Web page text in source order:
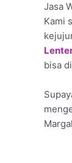
Jasa
Kami
bisa